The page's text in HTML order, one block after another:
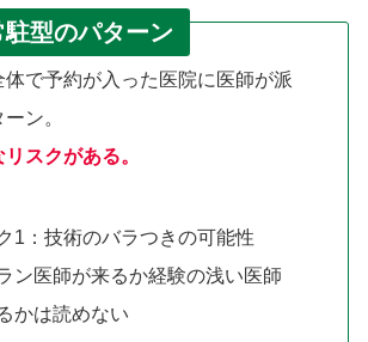
型のパターン
体で予約が入った医院に医師が派
ン。
スクがある。
1：技術のバラつきの可能性
ン医師が来るか経験の浅い医師
かは読めない